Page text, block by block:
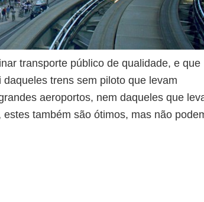
transporte público de qualidade, e que
trens sem piloto que levam
aeroportos, nem daqueles que
também são ótimos, mas não